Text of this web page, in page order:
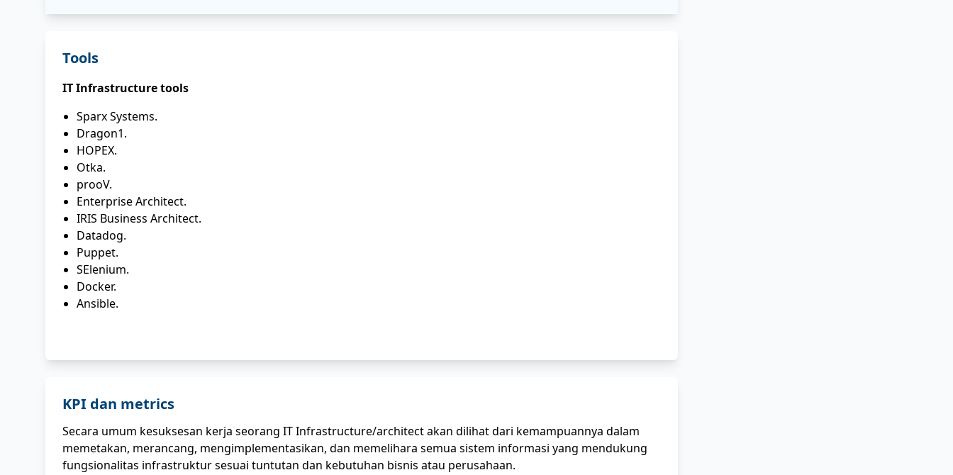
Tools
IT Infrastructure tools
Sparx Systems.
Dragon1.
HOPEX.
Otka.
prooV.
Enterprise Architect.
IRIS Business Architect.
Datadog.
Puppet.
SElenium.
Docker.
Ansible.
KPI dan metrics
Secara umum kesuksesan kerja seorang IT Infrastructure/architect akan dilihat dari kemampuannya dalam
memetakan, merancang, mengimplementasikan, dan memelihara semua sistem informasi yang mendukung
fungsionalitas infrastruktur sesuai tuntutan dan kebutuhan bisnis atau perusahaan.